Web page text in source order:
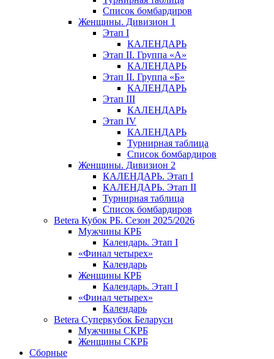
Список бомбардиров
Женщины. Дивизион 1
Этап I
КАЛЕНДАРЬ
Этап II. Группа «А»
КАЛЕНДАРЬ
Этап II. Группа «Б»
КАЛЕНДАРЬ
Этап III
КАЛЕНДАРЬ
Этап IV
КАЛЕНДАРЬ
Турнирная таблица
Список бомбардиров
Женщины. Дивизион 2
КАЛЕНДАРЬ. Этап I
КАЛЕНДАРЬ. Этап II
Турнирная таблица
Список бомбардиров
Betera Кубок РБ. Сезон 2025/2026
Мужчины КРБ
Календарь. Этап I
«Финал четырех»
Календарь
Женщины КРБ
Календарь. Этап I
«Финал четырех»
Календарь
Betera Суперкубок Беларуси
Мужчины СКРБ
Женщины СКРБ
Сборные